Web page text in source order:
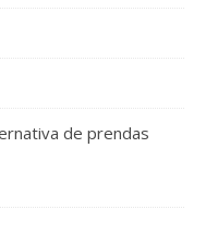
de prendas